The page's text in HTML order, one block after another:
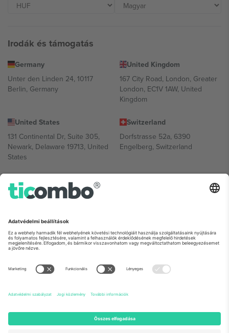
Irodák és támogatás
Germany
Unter den Linden 24, 10117
Berlin, Germany
United Kingdom
167 City Road, London, Greater
London, EC1V 1AW, United
Kingdom
United States
131 Continental Dr, Suite 305,
Newark, Delaware 19713, United
States
Switzerland
Dorfstrasse 52a, 6390
Engelberg, Switzerland
Bulgaria
Regus Sofia City West, bul
UAE Dubai Silicon Oasis, DDP
Mexico
Av Chapultepec 360, Roma
Norte, Cuauhtémoc, 06700
Ciudad de México, CDMX,
tartománytól függően változhat. A részletekért tekintse meg az
adott esemény oldalát, az Impresszumot és a Feltételeket.,